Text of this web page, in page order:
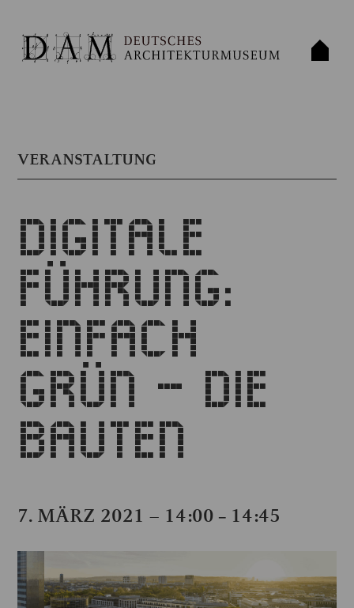
VERANSTALTUNG
DIGITALE
FÜHRUNG:
EINFACH
GRÜN – DIE
BAUTEN
7. MÄRZ 2021 – 14:00 – 14:45